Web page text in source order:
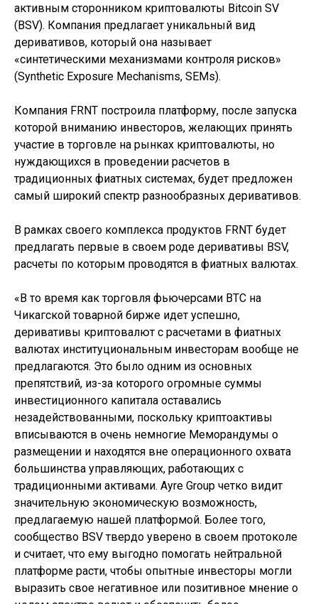
активным сторонником криптовалюты Bitcoin SV
(BSV). Компания предлагает уникальный вид
деривативов, который она называет
«синтетическими механизмами контроля рисков»
(Synthetic Exposure Mechanisms, SEMs).
Компания FRNT построила платформу, после запуска
которой вниманию инвесторов, желающих принять
участие в торговле на рынках криптовалюты, но
нуждающихся в проведении расчетов в
традиционных фиатных системах, будет предложен
самый широкий спектр разнообразных деривативов.
В рамках своего комплекса продуктов FRNT будет
предлагать первые в своем роде деривативы BSV,
расчеты по которым проводятся в фиатных валютах.
«В то время как торговля фьючерсами ВТС на
Чикагской товарной бирже идет успешно,
деривативы криптовалют с расчетами в фиатных
валютах институциональным инвесторам вообще не
предлагаются. Это было одним из основных
препятствий, из-за которого огромные суммы
инвестиционного капитала оставались
незадействованными, поскольку криптоактивы
вписываются в очень немногие Меморандумы о
размещении и находятся вне операционного охвата
большинства управляющих, работающих с
традиционными активами. Ayre Group четко видит
значительную экономическую возможность,
предлагаемую нашей платформой. Более того,
сообщество BSV твердо уверено в своем протоколе
и считает, что ему выгодно помогать нейтральной
платформе расти, чтобы опытные инвесторы могли
выразить свое негативное или позитивное мнение о